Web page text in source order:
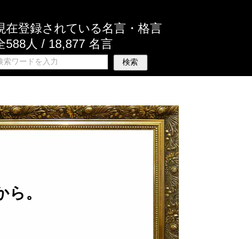
在登録されている名言・格言
588人 / 18,877 名言
。